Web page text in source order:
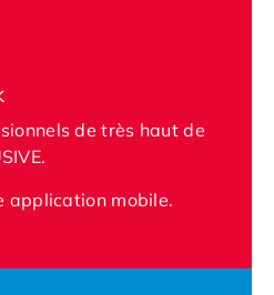
de très haut de
application mobile.